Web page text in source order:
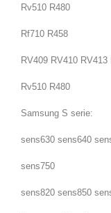
Rv510 R480
Rf710 R458
RV409 RV410 RV413
Rv510 R480
Samsung S serie:
sens630 sens640
sens750
sens820 sens850